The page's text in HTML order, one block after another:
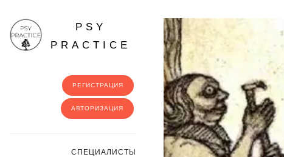
PSY
PRACTICE
РЕГИСТРАЦИЯ
АВТОРИЗАЦИЯ
CПЕЦИАЛИСТЫ